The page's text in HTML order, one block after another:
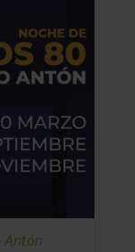
Antón